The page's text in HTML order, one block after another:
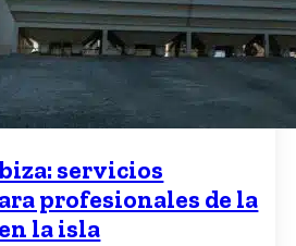
servicios
profesionales de la
la isla